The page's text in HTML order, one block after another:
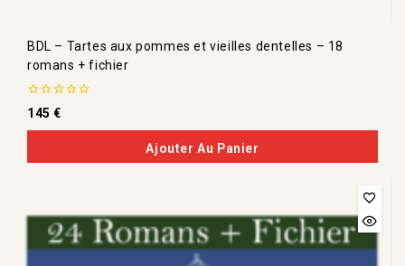
BDL – Tartes aux pommes et vieilles dentelles – 18
romans + fichier
0
de
5
145€
Ajouter Au Panier